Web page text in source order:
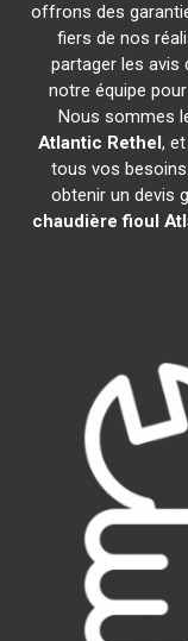
offrons des
fiers de nos
partager les
notre équipe
Nous sommes
Atlantic Rethel,
tous vos
obtenir un devis
chaudière fioul